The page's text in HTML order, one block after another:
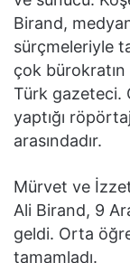
Birand,
sürçmeleriyle
çok bürokratın
Türk gazeteci.
yaptığı
arasındadır.
Mürvet ve
Ali Birand, 9
geldi. Orta
tamamladı.